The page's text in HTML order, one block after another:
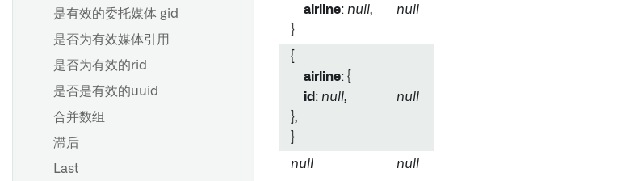
是有效的委托媒体 gid
是否为有效媒体引用
是否为有效的rid
是否是有效的uuid
合并数组
滞后
Last
airline: null,
}
null
{
airline: {
id : null,
},
}
null
null null